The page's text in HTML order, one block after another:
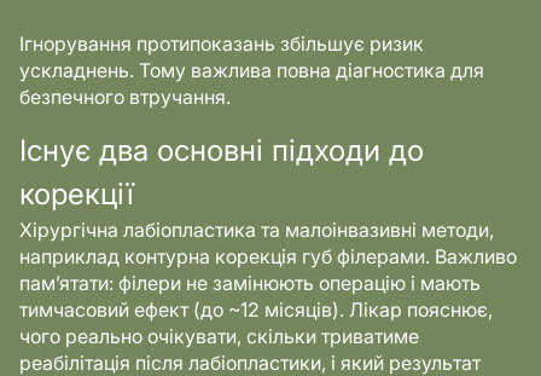
Ігнорування протипоказань збільшує ризик
ускладнень. Тому важлива повна діагностика для
безпечного втручання.
Існує два основні підходи до
корекції
Хірургічна лабіопластика та малоінвазивні методи,
наприклад контурна корекція губ філерами. Важливо
пам’ятати: філери не замінюють операцію і мають
тимчасовий ефект (до ~12 місяців). Лікар пояснює,
чого реально очікувати, скільки триватиме
реабілітація після лабіопластики, і який результат